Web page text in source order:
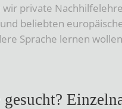
private
beliebten
Sprache lernen